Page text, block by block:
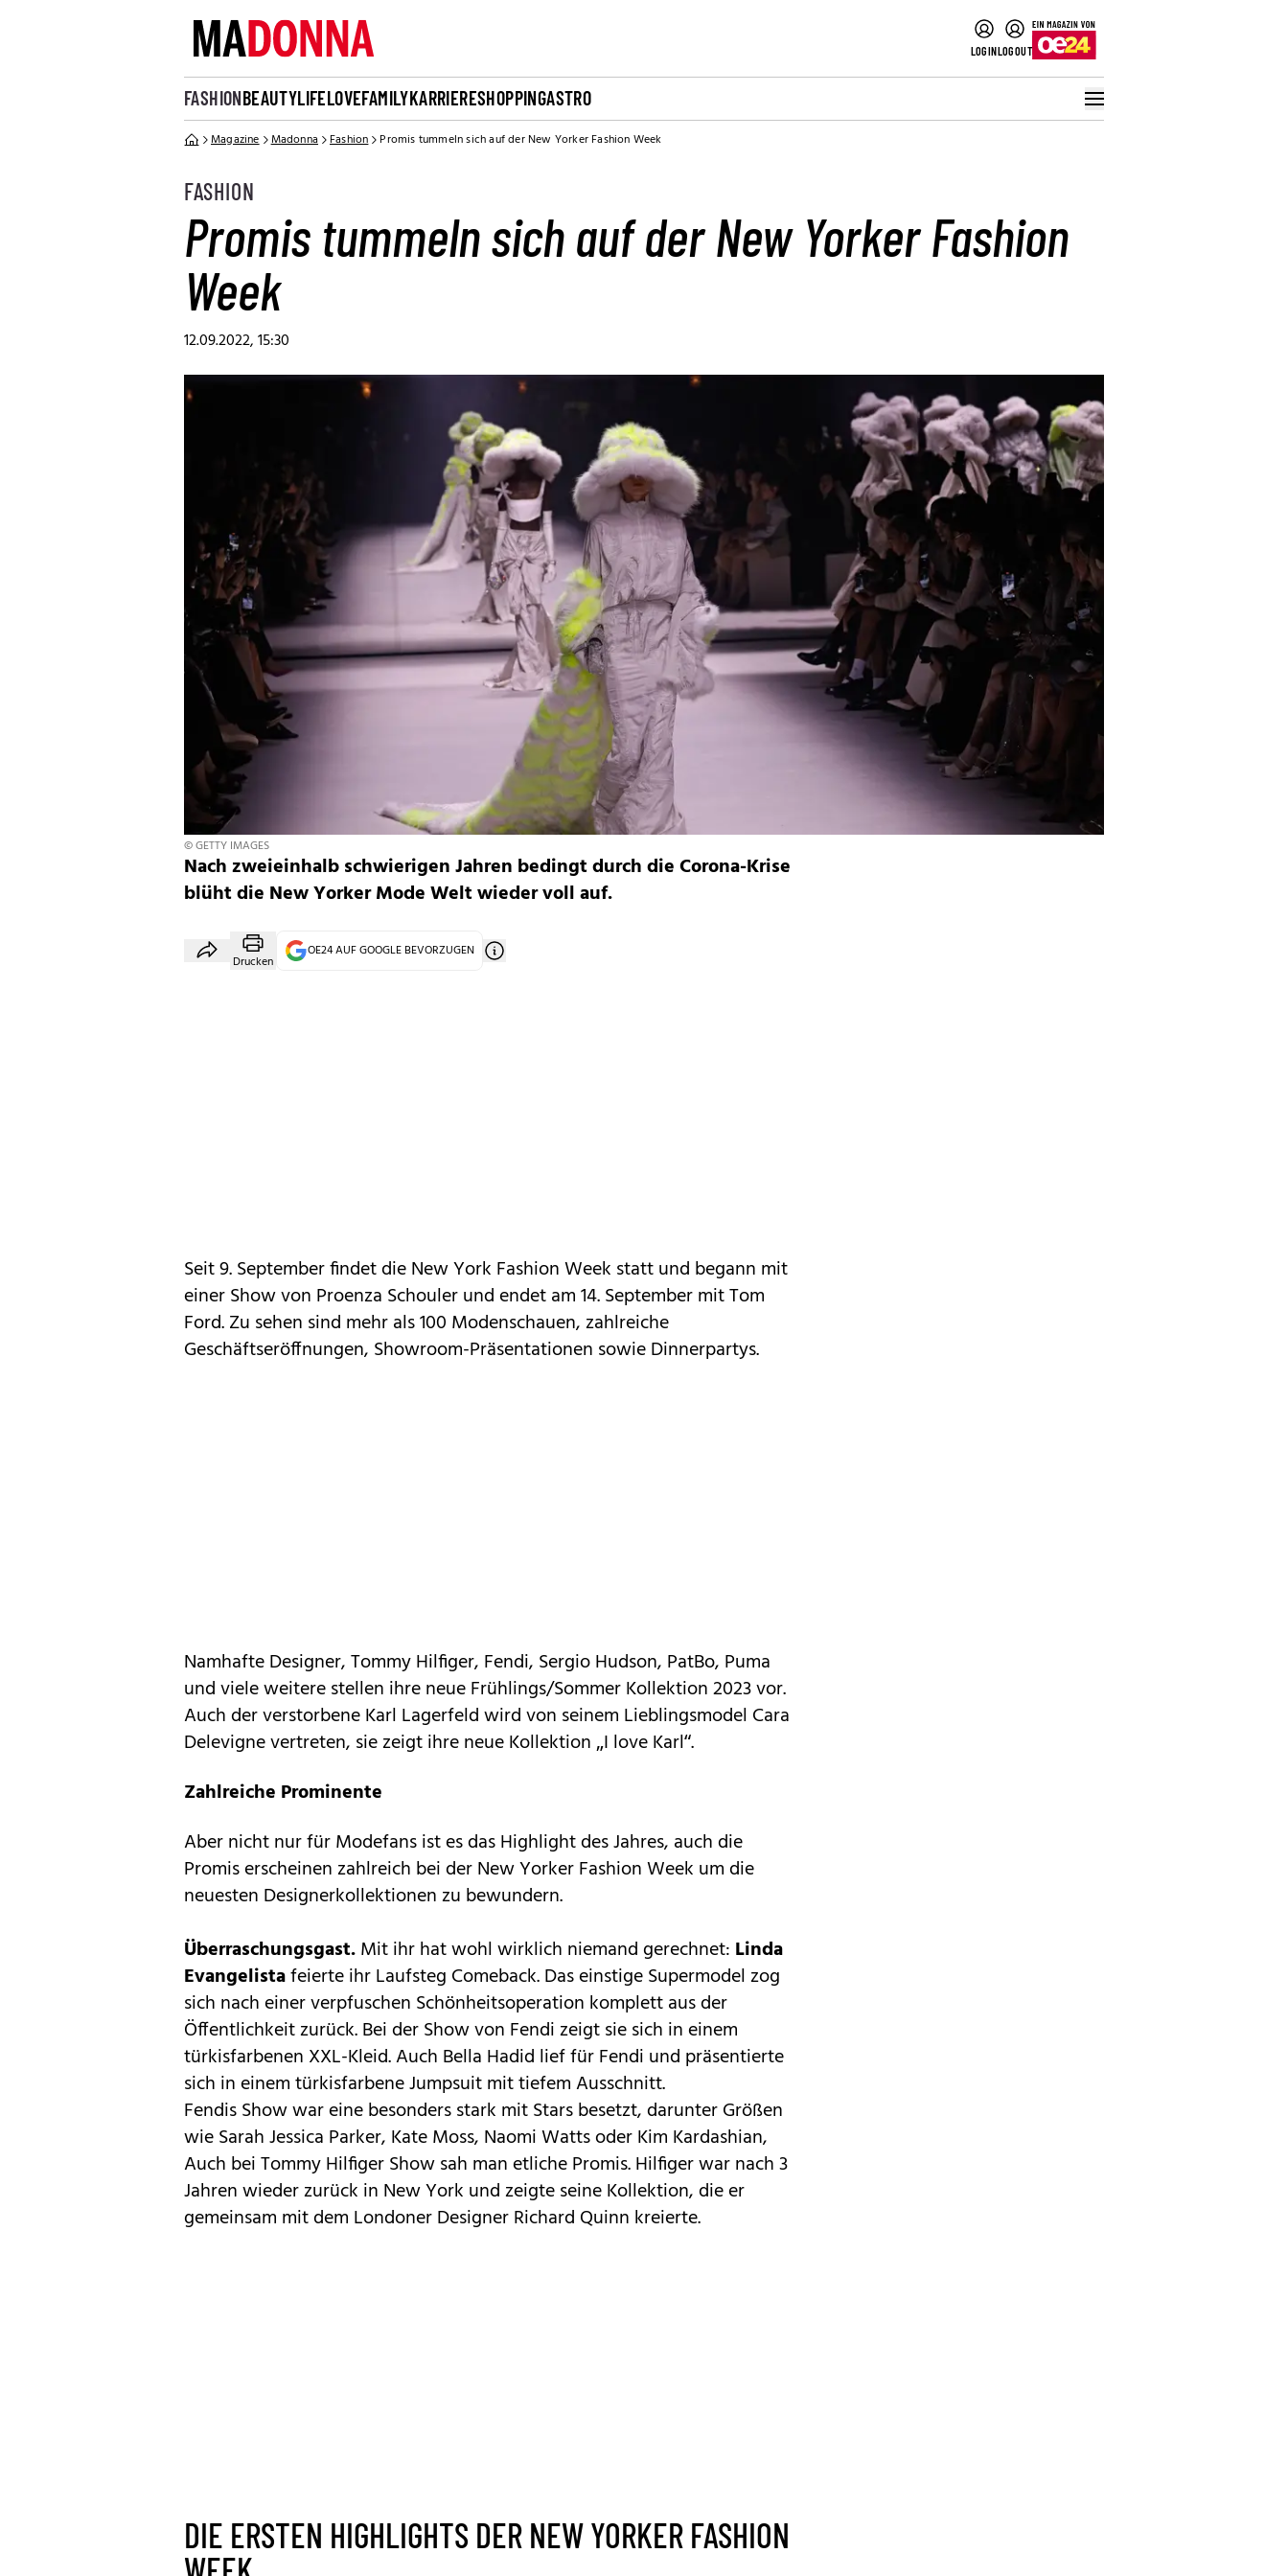
LOGINLOGOUT
FASHIONBEAUTYLIFELOVEFAMILYKARRIERESHOPPINGASTRO
Magazine Madonna Fashion Promis tummeln sich auf der New Yorker Fashion Week
FASHION
Promis tummeln sich auf der New Yorker Fashion
Week
12.09.2022, 15:30
© GETTY IMAGES
Nach zweieinhalb schwierigen Jahren bedingt durch die Corona-Krise
blüht die New Yorker Mode Welt wieder voll auf.
Drucken
OE24 AUF GOOGLE BEVORZUGEN
Seit 9. September findet die New York Fashion Week statt und begann mit
einer Show von Proenza Schouler und endet am 14. September mit Tom
Ford. Zu sehen sind mehr als 100 Modenschauen, zahlreiche
Geschäftseröffnungen, Showroom-Präsentationen sowie Dinnerpartys.
Namhafte Designer, Tommy Hilfiger, Fendi, Sergio Hudson, PatBo, Puma
und viele weitere stellen ihre neue Frühlings/Sommer Kollektion 2023 vor.
Auch der verstorbene Karl Lagerfeld wird von seinem Lieblingsmodel Cara
Delevigne vertreten, sie zeigt ihre neue Kollektion „I love Karl“.
Zahlreiche Prominente
Aber nicht nur für Modefans ist es das Highlight des Jahres, auch die
Promis erscheinen zahlreich bei der New Yorker Fashion Week um die
neuesten Designerkollektionen zu bewundern.
Überraschungsgast.Mit ihr hat wohl wirklich niemand gerechnet: Linda
Evangelistafeierte ihr Laufsteg Comeback. Das einstige Supermodel zog
sich nach einer verpfuschen Schönheitsoperation komplett aus der
Öffentlichkeit zurück. Bei der Show von Fendi zeigt sie sich in einem
türkisfarbenen XXL-Kleid. Auch Bella Hadid lief für Fendi und präsentierte
sich in einem türkisfarbene Jumpsuit mit tiefem Ausschnitt.
Fendis Show war eine besonders stark mit Stars besetzt, darunter Größen
wie Sarah Jessica Parker, Kate Moss, Naomi Watts oder Kim Kardashian,
Auch bei Tommy Hilfiger Show sah man etliche Promis. Hilfiger war nach 3
Jahren wieder zurück in New York und zeigte seine Kollektion, die er
gemeinsam mit dem Londoner Designer Richard Quinn kreierte.
DIE ERSTEN HIGHLIGHTS DER NEW YORKER FASHION